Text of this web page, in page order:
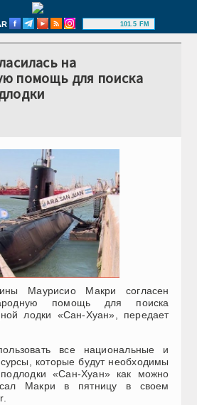
101.5 FM
на
помощь для поиска
Маурисио Макри согласен
помощь для поиска
лодки «Сан-Хуан», передает
все национальные и
которые будут необходимы
«Сан-Хуан» как можно
Макри в пятницу в своем